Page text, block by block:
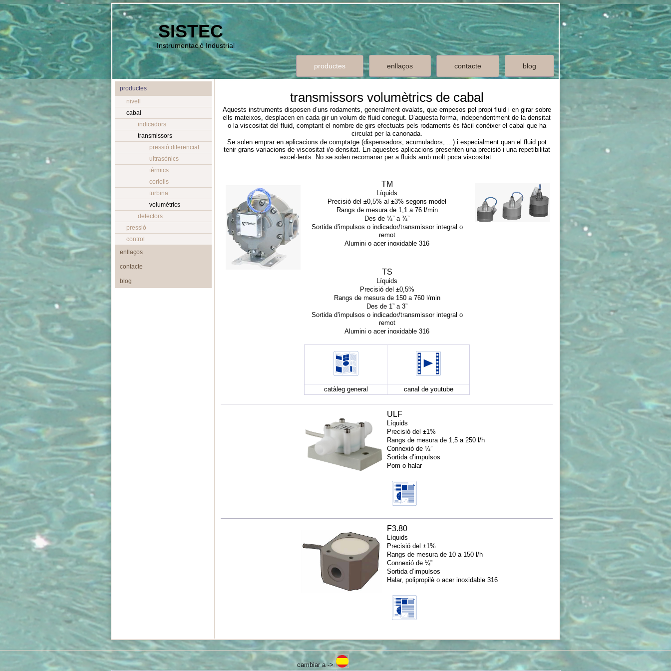
SISTEC
Instrumentació Industrial
productes enllaços contacte blog
productes
nivell
cabal
indicadors
transmissors
pressió diferencial
ultrasònics
tèrmics
coriolis
turbina
volumètrics
detectors
pressió
control
enllaços
contacte
blog
transmissors volumètrics de cabal
Aquests instruments disposen d’uns rodaments, generalment ovalats, que empesos pel propi fluid i en girar sobre
ells mateixos, desplacen en cada gir un volum de fluid conegut. D’aquesta forma, independentment de la densitat
o la viscositat del fluid, comptant el nombre de girs efectuats pels rodaments és fàcil conèixer el cabal que ha
circulat per la canonada.
Se solen emprar en aplicacions de comptatge (dispensadors, acumuladors, ...) i especialment quan el fluid pot
tenir grans variacions de viscositat i/o densitat. En aquestes aplicacions presenten una precisió i una repetibilitat
excel·lents. No se solen recomanar per a fluids amb molt poca viscositat.
TM
Líquids
Precisió del ±0,5% al ±3% segons model
Rangs de mesura de 1,1 a 76 l/min
Des de ¼” a ¾”
Sortida d’impulsos o indicador/transmissor integral o
remot
Alumini o acer inoxidable 316
TS
Líquids
Precisió del ±0,5%
Rangs de mesura de 150 a 760 l/min
Des de 1” a 3”
Sortida d’impulsos o indicador/transmissor integral o
remot
Alumini o acer inoxidable 316
catàleg general canal de youtube
ULF
Líquids
Precisió del ±1%
Rangs de mesura de 1,5 a 250 l/h
Connexió de ¼”
Sortida d’impulsos
Pom o halar
F3.80
Líquids
Precisió del ±1%
Rangs de mesura de 10 a 150 l/h
Connexió de ¼”
Sortida d’impulsos
Halar, polipropilè o acer inoxidable 316
cambiar a ->